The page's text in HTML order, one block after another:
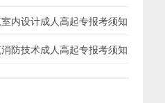
内设计成人高起专报考须知
防技术成人高起专报考须知